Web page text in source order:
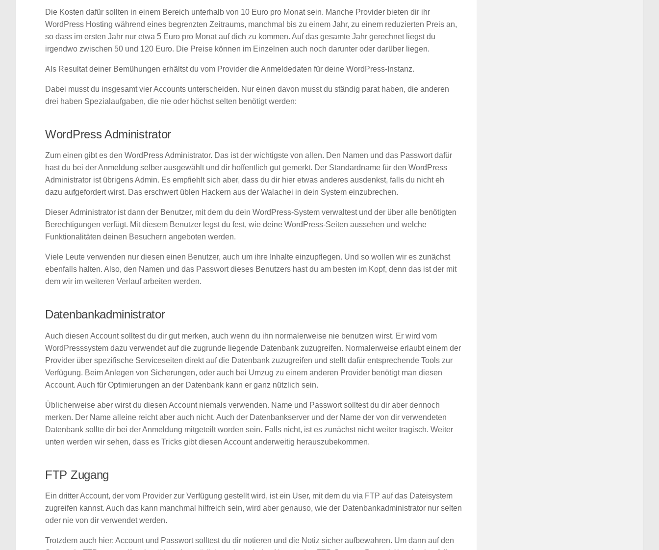
Die Kosten dafür sollten in einem Bereich unterhalb von 10 Euro pro Monat sein. Manche Provider bieten dir ihr
WordPress Hosting während eines begrenzten Zeitraums, manchmal bis zu einem Jahr, zu einem reduzierten Preis an,
so dass im ersten Jahr nur etwa 5 Euro pro Monat auf dich zu kommen. Auf das gesamte Jahr gerechnet liegst du
irgendwo zwischen 50 und 120 Euro. Die Preise können im Einzelnen auch noch darunter oder darüber liegen.
Als Resultat deiner Bemühungen erhältst du vom Provider die Anmeldedaten für deine WordPress-Instanz.
Dabei musst du insgesamt vier Accounts unterscheiden. Nur einen davon musst du ständig parat haben, die anderen
drei haben Spezialaufgaben, die nie oder höchst selten benötigt werden:
WordPress Administrator
Zum einen gibt es den WordPress Administrator. Das ist der wichtigste von allen. Den Namen und das Passwort dafür
hast du bei der Anmeldung selber ausgewählt und dir hoffentlich gut gemerkt. Der Standardname für den WordPress
Administrator ist übrigens Admin. Es empfiehlt sich aber, dass du dir hier etwas anderes ausdenkst, falls du nicht eh
dazu aufgefordert wirst. Das erschwert üblen Hackern aus der Walachei in dein System einzubrechen.
Dieser Administrator ist dann der Benutzer, mit dem du dein WordPress-System verwaltest und der über alle benötigten
Berechtigungen verfügt. Mit diesem Benutzer legst du fest, wie deine WordPress-Seiten aussehen und welche
Funktionalitäten deinen Besuchern angeboten werden.
Viele Leute verwenden nur diesen einen Benutzer, auch um ihre Inhalte einzupflegen. Und so wollen wir es zunächst
ebenfalls halten. Also, den Namen und das Passwort dieses Benutzers hast du am besten im Kopf, denn das ist der mit
dem wir im weiteren Verlauf arbeiten werden.
Datenbankadministrator
Auch diesen Account solltest du dir gut merken, auch wenn du ihn normalerweise nie benutzen wirst. Er wird vom
WordPresssystem dazu verwendet auf die zugrunde liegende Datenbank zuzugreifen. Normalerweise erlaubt einem der
Provider über spezifische Serviceseiten direkt auf die Datenbank zuzugreifen und stellt dafür entsprechende Tools zur
Verfügung. Beim Anlegen von Sicherungen, oder auch bei Umzug zu einem anderen Provider benötigt man diesen
Account. Auch für Optimierungen an der Datenbank kann er ganz nützlich sein.
Üblicherweise aber wirst du diesen Account niemals verwenden. Name und Passwort solltest du dir aber dennoch
merken. Der Name alleine reicht aber auch nicht. Auch der Datenbankserver und der Name der von dir verwendeten
Datenbank sollte dir bei der Anmeldung mitgeteilt worden sein. Falls nicht, ist es zunächst nicht weiter tragisch. Weiter
unten werden wir sehen, dass es Tricks gibt diesen Account anderweitig herauszubekommen.
FTP Zugang
Ein dritter Account, der vom Provider zur Verfügung gestellt wird, ist ein User, mit dem du via FTP auf das Dateisystem
zugreifen kannst. Auch das kann manchmal hilfreich sein, wird aber genauso, wie der Datenbankadministrator nur selten
oder nie von dir verwendet werden.
Trotzdem auch hier: Account und Passwort solltest du dir notieren und die Notiz sicher aufbewahren. Um dann auf den